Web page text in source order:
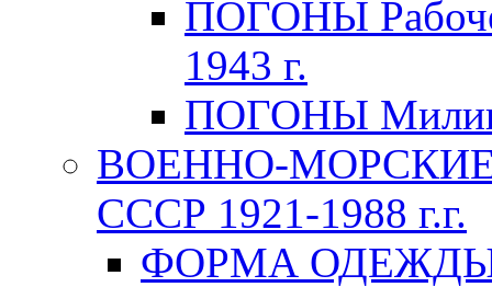
ПОГОНЫ
1943 г.
ПОГОНЫ
ВОЕННО-
СССР 1921-1988 г.г.
ФОРМА ОДЕЖДЫ